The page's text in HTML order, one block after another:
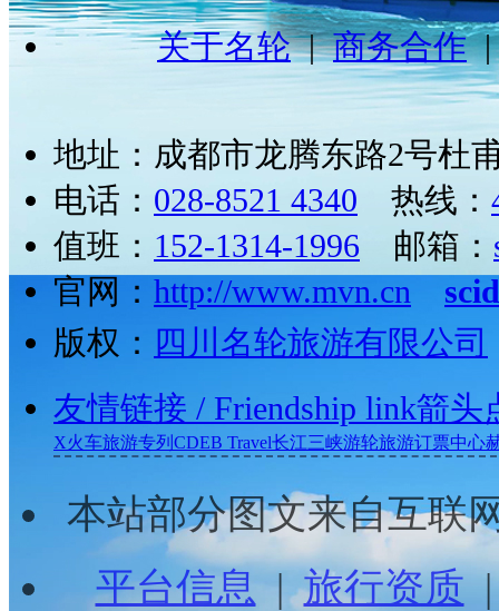
关于名轮|商务合作
地址：成都市龙腾东路2号杜
电话： 028-8521 4340 热线：
值班： 152-1314-1996 邮箱：
官网： http://www.mvn.cn
版权： 四川名轮旅游有限公司
友情链接 / Friendship link箭头
X火车旅游专列 CDEB Travel长江三峡游轮旅游订票中心
本站部分图文来自互联
平台信息 |旅行资质